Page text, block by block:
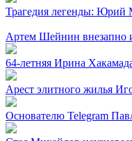
Трагедия легенды: Юрий
Артем Шейнин внезапно
64-летняя Ирина
Арест элитного жилья
Основателю Telegram